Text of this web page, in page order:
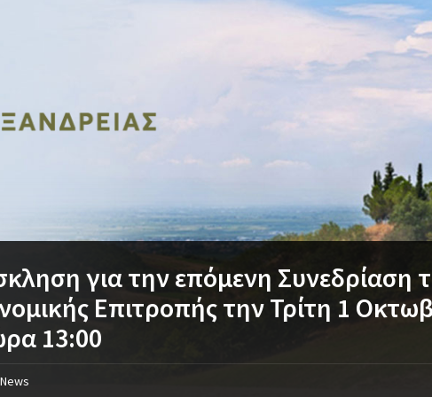
για την επόμενη Συνεδρίαση
Επιτροπής την Τρίτη 1
13:00
News